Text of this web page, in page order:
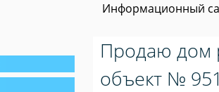
Информационный
Продаю дом
объект №